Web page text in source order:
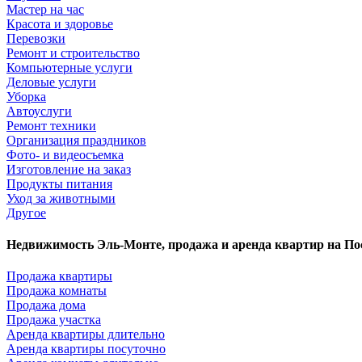
Мастер на час
Красота и здоровье
Перевозки
Ремонт и строительство
Компьютерные услуги
Деловые услуги
Уборка
Автоуслуги
Ремонт техники
Организация праздников
Фото- и видеосъемка
Изготовление на заказ
Продукты питания
Уход за животными
Другое
Недвижимость Эль-Монте, продажа и аренда квартир на
Продажа квартиры
Продажа комнаты
Продажа дома
Продажа участка
Аренда квартиры длительно
Аренда квартиры посуточно